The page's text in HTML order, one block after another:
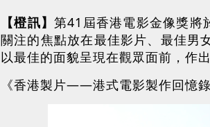
【橙訊】 第41屆香港電影金像獎將
關注的焦點放在最佳影片、最佳男
以最佳的面貌呈現在觀眾面前，作
《香港製片——港式電影製作回憶